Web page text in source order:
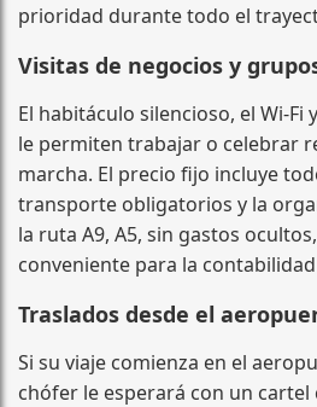
prioridad durante todo el
Visitas de negocios y
El habitáculo silencioso, el
le permiten trabajar o celebrar
marcha. El precio fijo incluye
transporte obligatorios y la
la ruta A9, A5, sin gastos
conveniente para la
Traslados desde el
Si su viaje comienza en el
chófer le esperará con un cartel